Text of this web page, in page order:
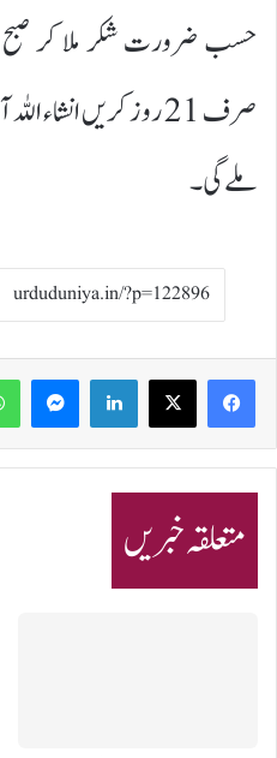
حسب ضرورت شکر ملا کر صبح
صرف 21 روز کریں
ملے گی۔
LinkedIn
متعلقہ خبریں